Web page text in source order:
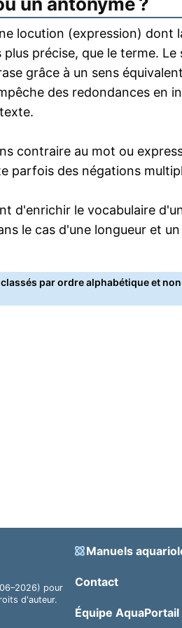
locution (expression) dont
précise, que le terme.
grâce à un sens
des redondances en
contraire au mot ou
parfois des négations
d'enrichir le vocabulaire
le cas d'une longueur et
par ordre alphabétique et
pour
d'auteur.
Manuels
Contact
Équipe AquaPortail